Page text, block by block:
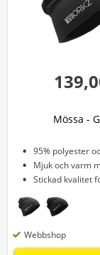
Mössa -
Stickad kvalitet
Webbshop